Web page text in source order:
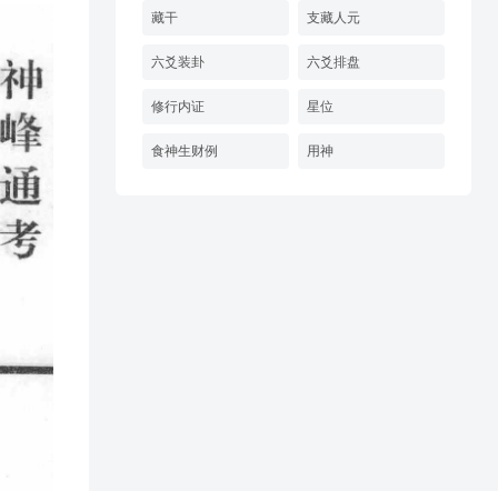
藏干 支藏人元
六爻装卦 六爻排盘
修行内证 星位
食神生财例 用神